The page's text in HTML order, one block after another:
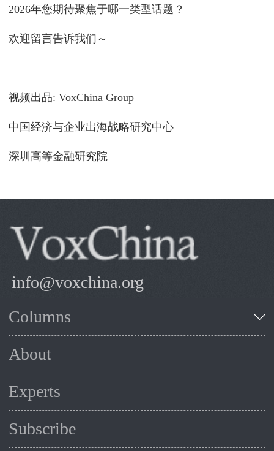
2026年您期待聚焦于哪一类型话题？
欢迎留言告诉我们～
视频出品: VoxChina Group
中国经济与企业出海战略研究中心
深圳高等金融研究院
info@voxchina.org
Columns
About
Experts
Subscribe